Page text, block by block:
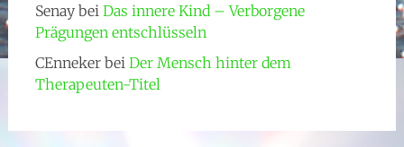
Senaybei Das innere Kind – Verborgene
Prägungen entschlüsseln
CEnnekerbei Der Mensch hinter dem
Therapeuten-Titel